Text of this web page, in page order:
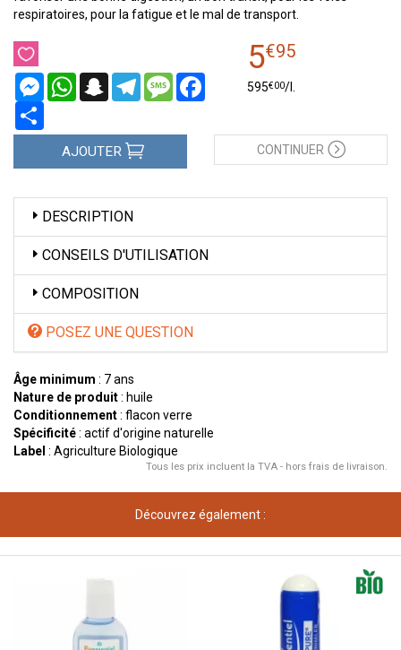
respiratoires, pour la fatigue et le mal de transport.
MessengerWhatsAppSnapchatTelegramMessageFacebook
5€95
595€00/
AJOUTER CONTINUER
DESCRIPTION
CONSEILS D'UTILISATION
COMPOSITION
POSEZ UNE QUESTION
Âge minimum : 7 ans
Nature de produit: huile
Conditionnement: flacon verre
Spécificité: actif d'origine naturelle
Label : Agriculture Biologique
Tous les prix incluent la TVA - hors frais de livraison.
Découvrez également :